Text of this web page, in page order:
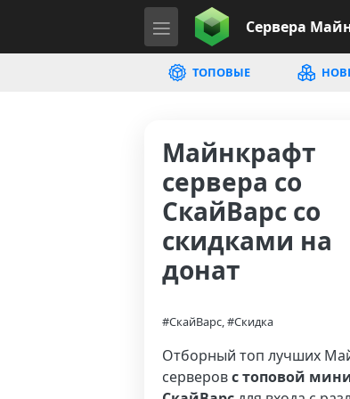
Сервера
ТОПОВЫЕ
Майнкрафт
сервера со
СкайВарс со
скидками на
донат
#СкайВарс, #Скидка
Отборный топ лучших
серверовс топовой